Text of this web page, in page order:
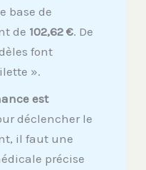
base de
de 102,62 €. De
font
».
est
déclencher le
il faut une
précise